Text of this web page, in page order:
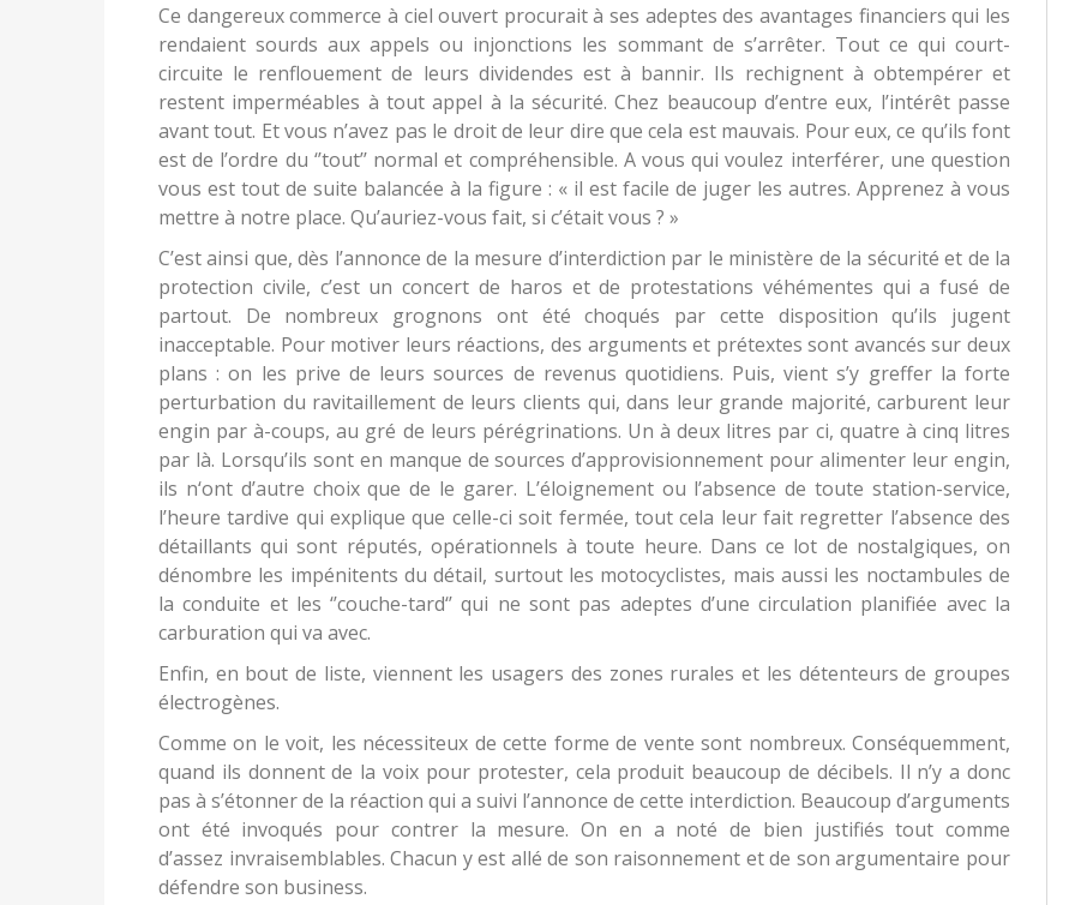
Ce dangereux commerce à ciel ouvert procurait à ses adeptes des avantages financiers qui les
rendaient sourds aux appels ou injonctions les sommant de s’arrêter. Tout ce qui court-
circuite le renflouement de leurs dividendes est à bannir. Ils rechignent à obtempérer et
restent imperméables à tout appel à la sécurité. Chez beaucoup d’entre eux, l’intérêt passe
avant tout. Et vous n’avez pas le droit de leur dire que cela est mauvais. Pour eux, ce qu’ils font
est de l’ordre du ‘’tout’’ normal et compréhensible. A vous qui voulez interférer, une question
vous est tout de suite balancée à la figure : « il est facile de juger les autres. Apprenez à vous
mettre à notre place. Qu’auriez-vous fait, si c’était vous ? »
C’est ainsi que, dès l’annonce de la mesure d’interdiction par le ministère de la sécurité et de la
protection civile, c’est un concert de haros et de protestations véhémentes qui a fusé de
partout. De nombreux grognons ont été choqués par cette disposition qu’ils jugent
inacceptable. Pour motiver leurs réactions, des arguments et prétextes sont avancés sur deux
plans : on les prive de leurs sources de revenus quotidiens. Puis, vient s’y greffer la forte
perturbation du ravitaillement de leurs clients qui, dans leur grande majorité, carburent leur
engin par à-coups, au gré de leurs pérégrinations. Un à deux litres par ci, quatre à cinq litres
par là. Lorsqu’ils sont en manque de sources d’approvisionnement pour alimenter leur engin,
ils n‘ont d’autre choix que de le garer. L’éloignement ou l’absence de toute station-service,
l’heure tardive qui explique que celle-ci soit fermée, tout cela leur fait regretter l’absence des
détaillants qui sont réputés, opérationnels à toute heure. Dans ce lot de nostalgiques, on
dénombre les impénitents du détail, surtout les motocyclistes, mais aussi les noctambules de
la conduite et les ‘’couche-tard‘’ qui ne sont pas adeptes d’une circulation planifiée avec la
carburation qui va avec.
Enfin, en bout de liste, viennent les usagers des zones rurales et les détenteurs de groupes
électrogènes.
Comme on le voit, les nécessiteux de cette forme de vente sont nombreux. Conséquemment,
quand ils donnent de la voix pour protester, cela produit beaucoup de décibels. Il n’y a donc
pas à s’étonner de la réaction qui a suivi l’annonce de cette interdiction. Beaucoup d’arguments
ont été invoqués pour contrer la mesure. On en a noté de bien justifiés tout comme
d’assez invraisemblables. Chacun y est allé de son raisonnement et de son argumentaire pour
défendre son business.